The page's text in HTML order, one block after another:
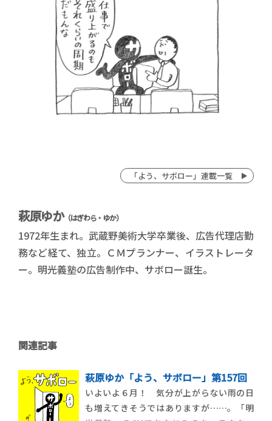
「よう、サボロー」連載一覧
萩原ゆか（はぎわら・ゆか）
1972年生まれ。武蔵野美術大学卒業後、広告代理店勤
務など経て、独立。ＣＭプランナー、イラストレータ
ー。明光義塾の広告制作中、サボロー誕生。
関連記事
萩原ゆか「よう、サボロー」第157回
いよいよ６月！ 気分が上がらない雨の日
も増えてきそうではありますが……。「明